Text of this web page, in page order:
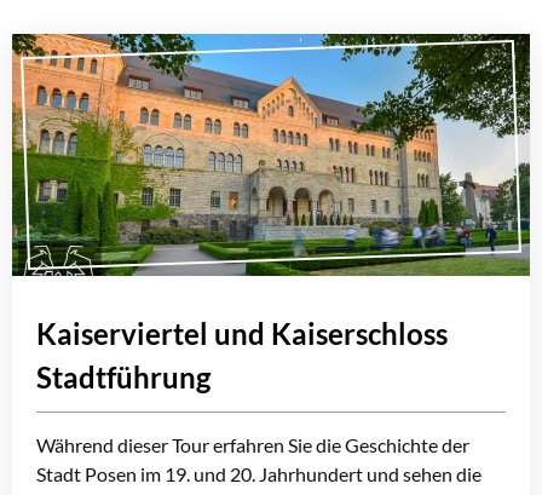
Kaiserviertel und Kaiserschloss
Stadtführung
Während dieser Tour erfahren Sie die Geschichte der
Stadt Posen im 19. und 20. Jahrhundert und sehen die